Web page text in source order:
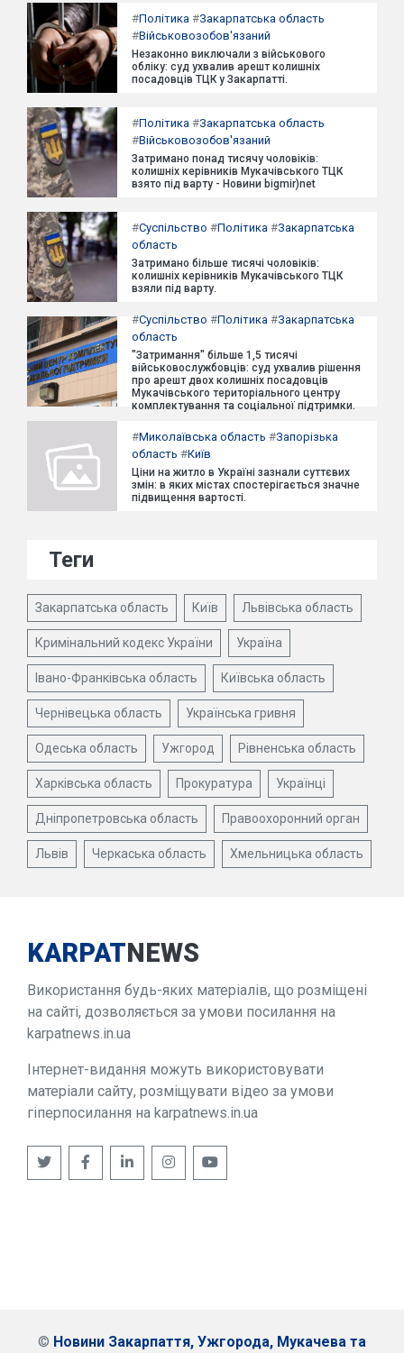
#Політика #Закарпатська область
#Військовозобов'язаний
Незаконно виключали з військового
обліку: суд ухвалив арешт колишніх
посадовців ТЦК у Закарпатті.
#Політика #Закарпатська область
#Військовозобов'язаний
Затримано понад тисячу чоловіків:
колишніх керівників Мукачівського ТЦК
взято під варту - Новини bigmir)net
#Суспільство #Політика #Закарпатська
область
Затримано більше тисячі чоловіків:
колишніх керівників Мукачівського ТЦК
взяли під варту.
#Суспільство #Політика #Закарпатська
область
"Затримання" більше 1,5 тисячі
військовослужбовців: суд ухвалив рішення
про арешт двох колишніх посадовців
Мукачівського територіального центру
комплектування та соціальної підтримки.
#Миколаївська область #Запорізька
область #Київ
Ціни на житло в Україні зазнали суттєвих
змін: в яких містах спостерігається значне
підвищення вартості.
Теги
Закарпатська область Київ Львівська область
Кримінальний кодекс України Україна
Івано-Франківська область Київська область
Чернівецька область Українська гривня
Одеська область Ужгород Рівненська область
Харківська область Прокуратура Українці
Дніпропетровська область Правоохоронний орган
Львів Черкаська область Хмельницька область
KARPATNEWS
Використання будь-яких матеріалів, що розміщені
на сайті, дозволяється за умови посилання на
karpatnews.in.ua
Інтернет-видання можуть використовувати
матеріали сайту, розміщувати відео за умови
гіперпосилання на karpatnews.in.ua
© Новини Закарпаття, Ужгорода, Мукачева та